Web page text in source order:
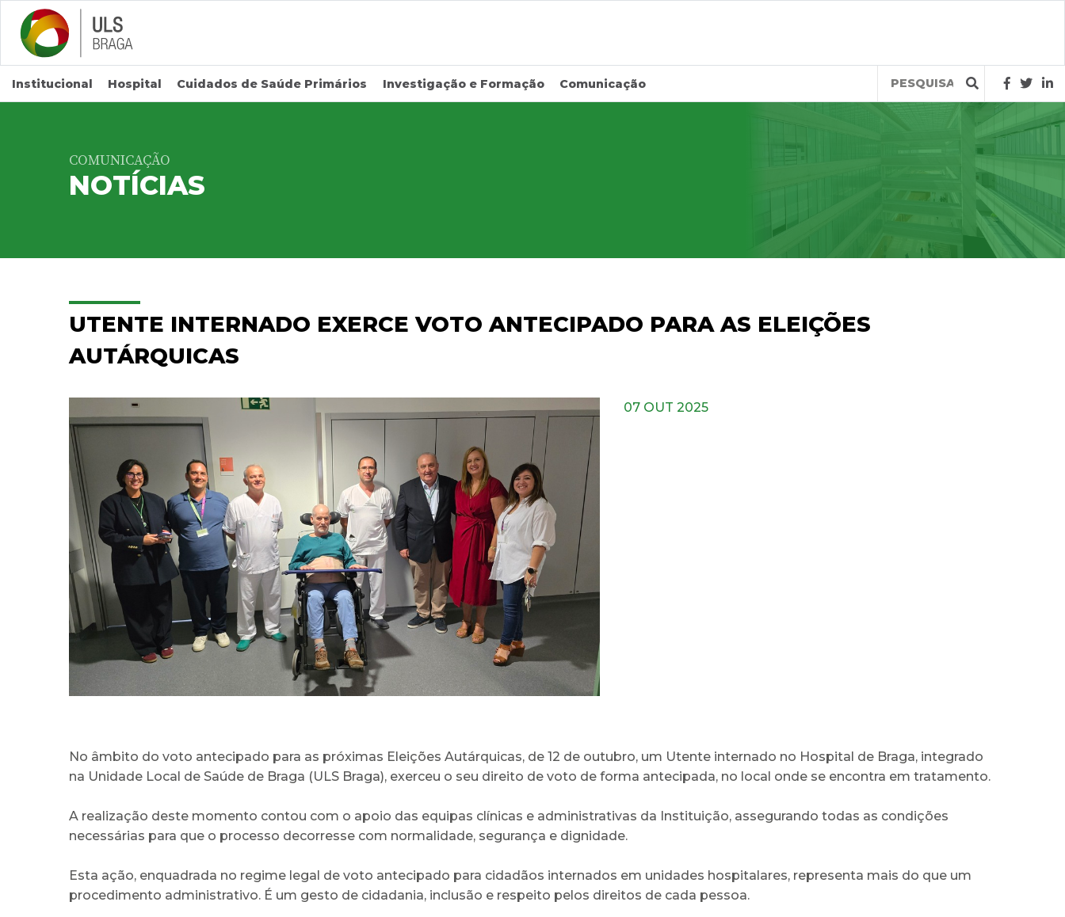
Saltar para conteúdo principal
Institucional Hospital Cuidados de Saúde Primários Investigação e Formação Comunicação
Query
COMUNICAÇÃO
NOTÍCIAS
UTENTE INTERNADO EXERCE VOTO ANTECIPADO PARA AS ELEIÇÕES
AUTÁRQUICAS
07 OUT 2025
No âmbito do voto antecipado para as próximas Eleições Autárquicas, de 12 de outubro, um Utente internado no Hospital de Braga, integrado
na Unidade Local de Saúde de Braga (ULS Braga), exerceu o seu direito de voto de forma antecipada, no local onde se encontra em tratamento.
A realização deste momento contou com o apoio das equipas clínicas e administrativas da Instituição, assegurando todas as condições
necessárias para que o processo decorresse com normalidade, segurança e dignidade.
Esta ação, enquadrada no regime legal de voto antecipado para cidadãos internados em unidades hospitalares, representa mais do que um
procedimento administrativo. É um gesto de cidadania, inclusão e respeito pelos direitos de cada pessoa.